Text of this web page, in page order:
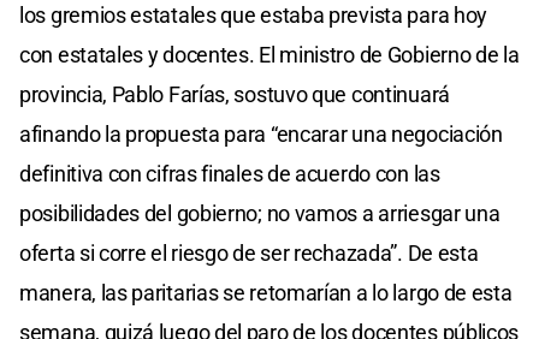
los gremios estatales que estaba prevista para hoy
con estatales y docentes. El ministro de Gobierno de la
provincia, Pablo Farías, sostuvo que continuará
afinando la propuesta para “encarar una negociación
definitiva con cifras finales de acuerdo con las
posibilidades del gobierno; no vamos a arriesgar una
oferta si corre el riesgo de ser rechazada”. De esta
manera, las paritarias se retomarían a lo largo de esta
semana, quizá luego del paro de los docentes públicos